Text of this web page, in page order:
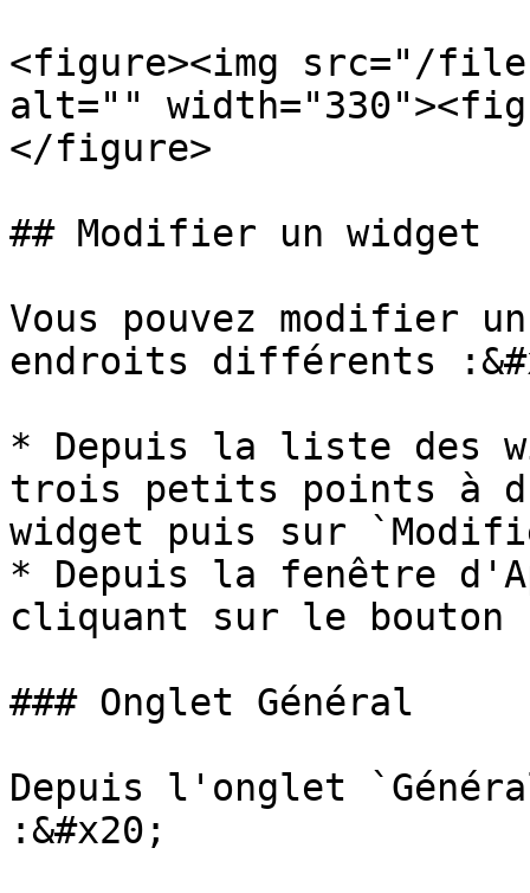
<figure><img src="/files/
alt=""
</figure>
## Modifier un widget
Vous pouvez modifier
endroits différents
* Depuis la liste des
trois petits points à
widget puis sur
* Depuis la fenêtre
cliquant sur le
### Onglet Général
Depuis l'onglet
:&#x20;